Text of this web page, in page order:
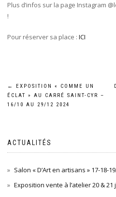
Plus d’infos sur la page Instagram
!
Pour réserver sa place : ICI
Navigation
de
←
EXPOSITION « COMME UN
ÉCLAT » AU CARRÉ SAINT-CYR –
16/10 AU 29/12 2024
ACTUALITÉS
Salon « D’Art en artisans » 17-18-
Exposition vente à l’atelier 20 & 21